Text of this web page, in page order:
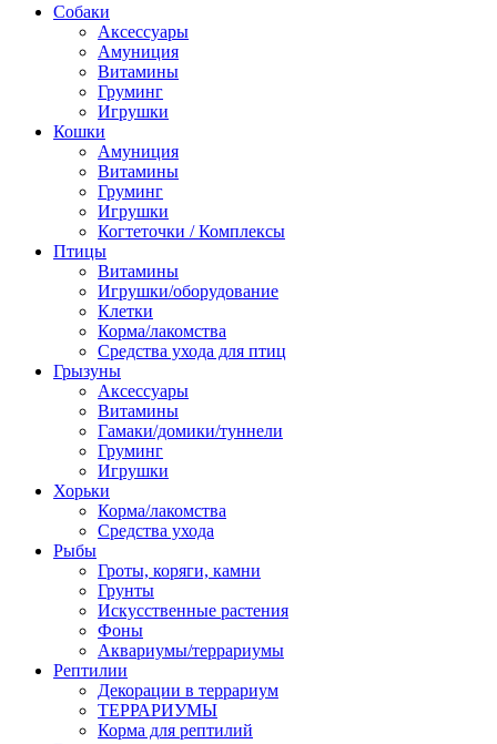
Собаки
Аксессуары
Амуниция
Витамины
Груминг
Игрушки
Кошки
Амуниция
Витамины
Груминг
Игрушки
Когтеточки / Комплексы
Птицы
Витамины
Игрушки/оборудование
Клетки
Корма/лакомства
Средства ухода для птиц
Грызуны
Аксессуары
Витамины
Гамаки/домики/туннели
Груминг
Игрушки
Хорьки
Корма/лакомства
Средства ухода
Рыбы
Гроты, коряги, камни
Грунты
Искусственные растения
Фоны
Аквариумы/террариумы
Рептилии
Декорации в террариум
ТЕРРАРИУМЫ
Корма для рептилий